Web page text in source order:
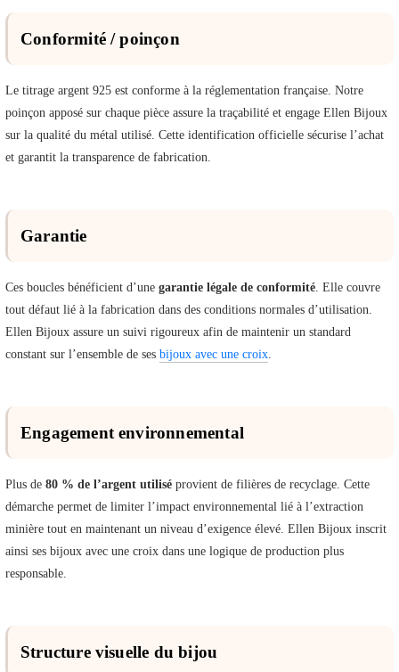
Conformité / poinçon
Le titrage argent 925 est conforme à la réglementation française. Notre
poinçon apposé sur chaque pièce assure la traçabilité et engage Ellen Bijoux
sur la qualité du métal utilisé. Cette identification officielle sécurise l’achat
et garantit la transparence de fabrication.
Garantie
Ces boucles bénéficient d’une garantie légale de conformité . Elle couvre
tout défaut lié à la fabrication dans des conditions normales d’utilisation.
Ellen Bijoux assure un suivi rigoureux afin de maintenir un standard
constant sur l’ensemble de ses bijoux avec une croix
Engagement environnemental
Plus de 80 % de l’argent utilisé provient de filières de recyclage. Cette
démarche permet de limiter l’impact environnemental lié à l’extraction
minière tout en maintenant un niveau d’exigence élevé. Ellen Bijoux inscrit
ainsi ses bijoux avec une croix dans une logique de production plus
responsable.
Structure visuelle du bijou